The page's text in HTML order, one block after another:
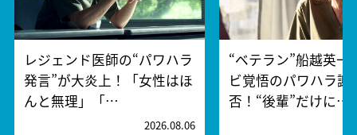
レジェンド医師の“パワハラ
発言”が大炎上！「女性はほ
んと無理」「…
2026.08.06
“ベテラン”船越英一
ビ覚悟のパワハラ謝
否！“後輩”だけに…